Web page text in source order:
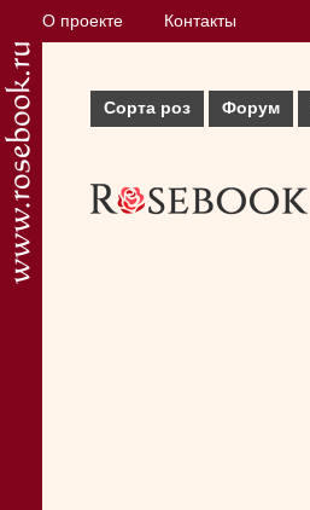
О проекте Контакты
Сорта роз Форум